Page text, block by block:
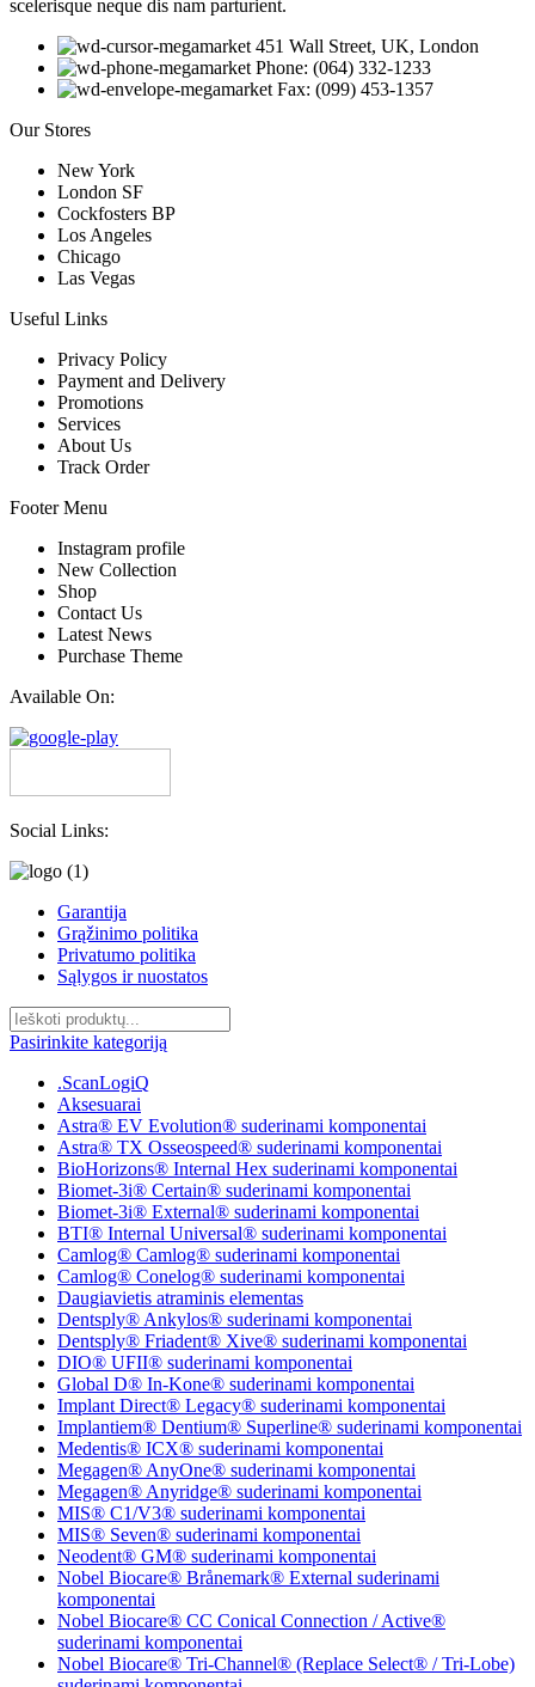
scelerisque neque dis nam parturient.
451 Wall Street, UK, London
Phone: (064) 332-1233
Fax: (099) 453-1357
Our Stores
New York
London SF
Cockfosters BP
Los Angeles
Chicago
Las Vegas
Useful Links
Privacy Policy
Payment and Delivery
Promotions
Services
About Us
Track Order
Footer Menu
Instagram profile
New Collection
Shop
Contact Us
Latest News
Purchase Theme
Available On:
Social Links:
Garantija
Grąžinimo politika
Privatumo politika
Sąlygos ir nuostatos
Pasirinkite kategoriją
.ScanLogiQ
Aksesuarai
Astra® EV Evolution® suderinami komponentai
Astra® TX Osseospeed® suderinami komponentai
BioHorizons® Internal Hex suderinami komponentai
Biomet-3i® Certain® suderinami komponentai
Biomet-3i® External® suderinami komponentai
BTI® Internal Universal® suderinami komponentai
Camlog® Camlog® suderinami komponentai
Camlog® Conelog® suderinami komponentai
Daugiavietis atraminis elementas
Dentsply® Ankylos® suderinami komponentai
Dentsply® Friadent® Xive® suderinami komponentai
DIO® UFII® suderinami komponentai
Global D® In-Kone® suderinami komponentai
Implant Direct® Legacy® suderinami komponentai
Implantiem® Dentium® Superline® suderinami komponentai
Medentis® ICX® suderinami komponentai
Megagen® AnyOne® suderinami komponentai
Megagen® Anyridge® suderinami komponentai
MIS® C1/V3® suderinami komponentai
MIS® Seven® suderinami komponentai
Neodent® GM® suderinami komponentai
Nobel Biocare® Brånemark® External suderinami
komponentai
Nobel Biocare® CC Conical Connection / Active®
suderinami komponentai
Nobel Biocare® Tri-Channel® (Replace Select® / Tri-Lobe)